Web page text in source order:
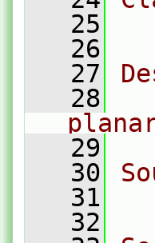
   25
   26
   27
   28
   29
   30
   31
   32